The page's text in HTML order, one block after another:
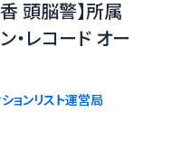
頭脳警】所属
・レコード オー
ョンリスト運営局